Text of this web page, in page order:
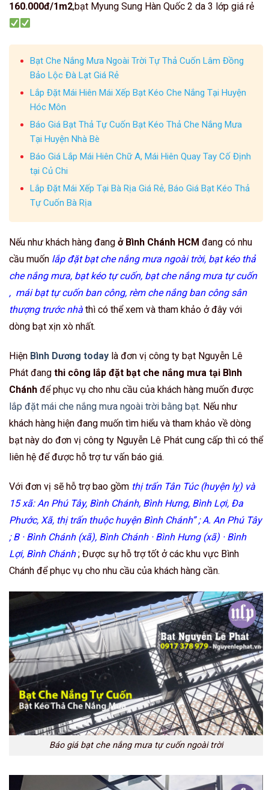
160.000đ/1m2,bạt Myung Sung Hàn Quốc 2 da 3 lớp giá rẻ
Bạt Che Nắng Mưa Ngoài Trời Tự Thả Cuốn Lâm Đồng
Bảo Lộc Đà Lạt Giá Rẻ
Lắp Đặt Mái Hiên Mái Xếp Bạt Kéo Che Nắng Tại Huyện
Hóc Môn
Báo Giá Bạt Thả Tự Cuốn Bạt Kéo Thả Che Nắng Mưa
Tại Huyện Nhà Bè
Báo Giá Lắp Mái Hiên Chữ A, Mái Hiên Quay Tay Cố Định
tại Củ Chi
Lắp Đặt Mái Xếp Tại Bà Rịa Giá Rẻ, Báo Giá Bạt Kéo Thả
Tự Cuốn Bà Rịa
Nếu như khách hàng đang ở Bình Chánh HCM đang có nhu
cầu muốn lắp đặt bạt che nắng mưa ngoài trời, bạt kéo thả
che nắng mưa, bạt kéo tự cuốn, bạt che nắng mưa tự cuốn
, mái bạt tự cuốn ban công, rèm che nắng ban công sân
thượng trước nhà thì có thể xem và tham khảo ở đây với
dòng bạt xịn xò nhất.
Hiện Bình Dương today là đơn vị công ty bạt Nguyễn Lê
Phát đang thi công lắp đặt bạt che nắng mưa tại Bình
Chánh để phục vụ cho nhu cầu của khách hàng muốn được
lắp đặt mái che nắng mưa ngoài trời bằng bạt. Nếu như
khách hàng hiện đang muốn tìm hiểu và tham khảo về dòng
bạt này do đơn vị công ty Nguyễn Lê Phát cung cấp thì có thể
liên hệ để được hỗ trợ tư vấn báo giá.
Với đơn vị sẽ hỗ trợ bao gồm thị trấn Tân Túc (huyện lỵ) và
15 xã: An Phú Tây, Bình Chánh, Bình Hưng, Bình Lợi, Đa
Phước, Xã, thị trấn thuộc huyện Bình Chánh” ; A. An Phú Tây
; B · Bình Chánh (xã), Bình Chánh · Bình Hưng (xã) · Bình
Lợi, Bình Chánh; Được sự hỗ trợ tốt ở các khu vực Bình
Chánh để phục vụ cho nhu cầu của khách hàng cần.
Báo giá bạt che nắng mưa tự cuốn ngoài trời